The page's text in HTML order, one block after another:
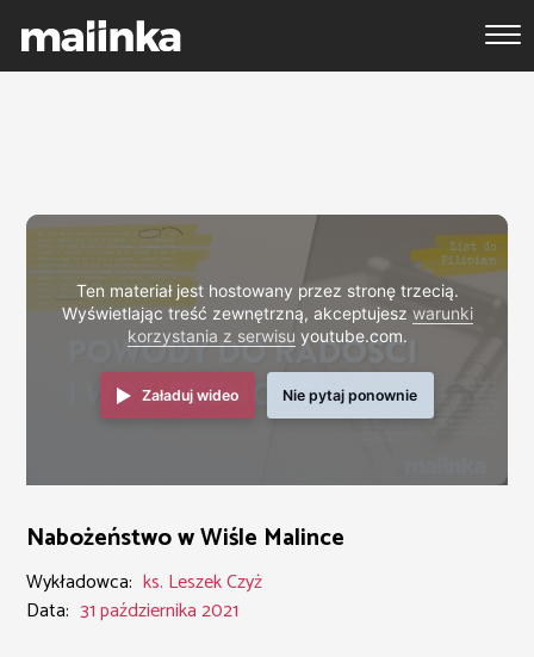
Ten materiał jest hostowany przez stronę trzecią.
Wyświetlając treść zewnętrzną, akceptujesz warunki
korzystania z serwisu youtube.com.
Załaduj wideo Nie pytaj ponownie
Nabożeństwo w Wiśle Malince
Wykładowca: ks. Leszek Czyż
Data: 31 października 2021